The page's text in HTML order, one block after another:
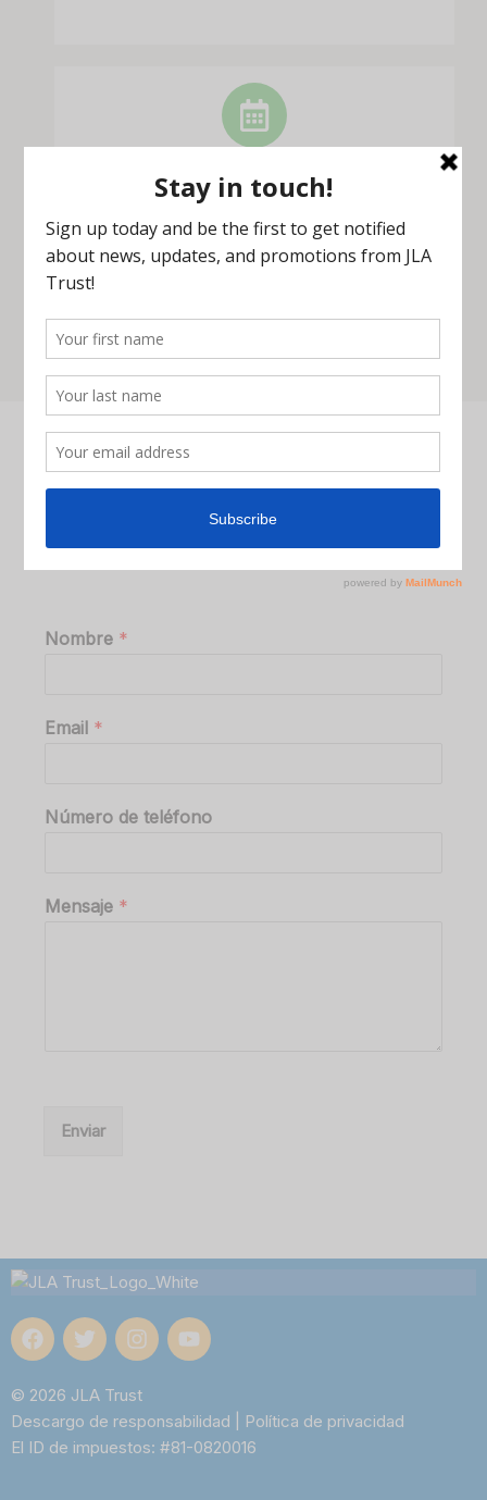
M-Th: 8:30 AM - 5:00 PM
Estamos cerrados en días festivos federales y
días festivos judíos, que se muestran en
calendario.
Envíenos un mensaje o
conéctese en redes sociales
Nombre *
Email *
Número de teléfono
Mensaje *
Enviar
© 2026 JLA Trust
Descargo de responsabilidad
Política de privacidad
El ID de impuestos: #81-0820016